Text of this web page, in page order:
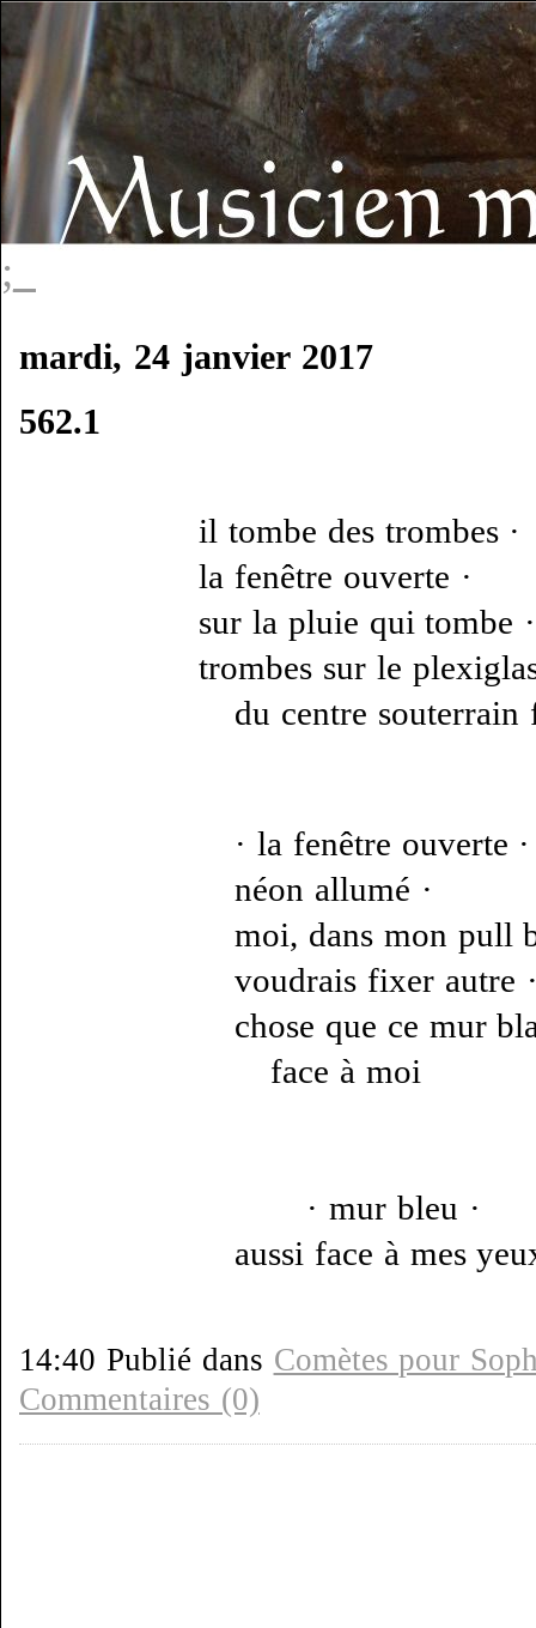
;_
mardi, 24 janvier 2017
562.1
il tombe des trombes ·
la fenêtre ouverte ·
sur la pluie qui tombe ·
trombes sur le
du centre souterrain
· la fenêtre ouverte ·
néon allumé ·
moi, dans mon pull
voudrais fixer autre
chose que ce mur
face à moi
· mur bleu ·
aussi face à mes
14:40 Publié dans Comètes pour
Commentaires (0)